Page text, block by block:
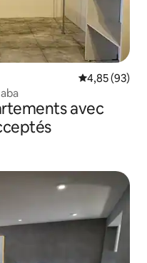
Évaluation
4,85 (93)
avec